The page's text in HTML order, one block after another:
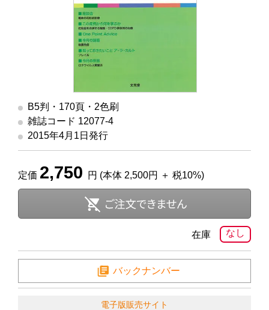
B5判・170頁・2色刷
雑誌コード 12077-4
2015年4月1日発行
定価 2,750 円 (本体 2,500円 ＋ 税10%)
なし
在庫
バックナンバー
電子版販売サイト